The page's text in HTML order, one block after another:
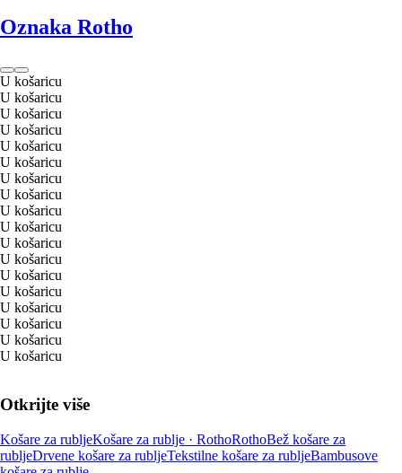
Oznaka Rotho
U košaricu
U košaricu
U košaricu
U košaricu
U košaricu
U košaricu
U košaricu
U košaricu
U košaricu
U košaricu
U košaricu
U košaricu
U košaricu
U košaricu
U košaricu
U košaricu
U košaricu
U košaricu
Otkrijte više
Košare za rubljeKošare za rublje · RothoRothoBež košare za
rubljeDrvene košare za rubljeTekstilne košare za rubljeBambusove